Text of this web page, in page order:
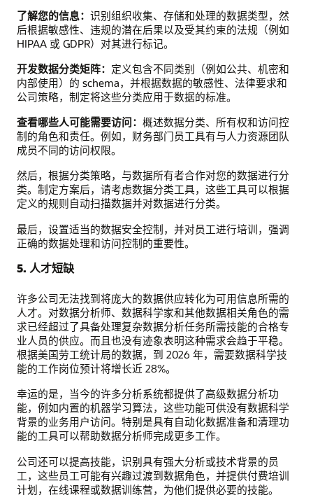
了解您的信息： 识别组织收集、存储和处理的数据类型，然
后根据敏感性、违规的潜在后果以及受其约束的法规（例如
HIPAA 或 GDPR）对其进行标记。
开发数据分类矩阵： 定义包含不同类别（例如公共、机密和
内部使用）的 schema，并根据数据的敏感性、法律要求和
公司策略，制定将这些分类应用于数据的标准。
查看哪些人可能需要访问： 概述数据分类、所有权和访问控
制的角色和责任。例如，财务部门员工具有与人力资源团队
成员不同的访问权限。
然后，根据分类策略，与数据所有者合作对您的数据进行分
类。制定方案后，请考虑数据分类工具，这些工具可以根据
定义的规则自动扫描数据并对数据进行分类。
最后，设置适当的数据安全控制，并对员工进行培训，强调
正确的数据处理和访问控制的重要性。
5. 人才短缺
许多公司无法找到将庞大的数据供应转化为可用信息所需的
人才。对数据分析师、数据科学家和其他数据相关角色的需
求已经超过了具备处理复杂数据分析任务所需技能的合格专
业人员的供应。而且也没有迹象表明这种需求会趋于平稳。
根据美国劳工统计局的数据，到 2026 年，需要数据科学技
能的工作岗位预计将增长近 28%。
幸运的是，当今的许多分析系统都提供了高级数据分析功
能，例如内置的机器学习算法，这些功能可供没有数据科学
背景的业务用户访问。特别是具有自动化数据准备和清理功
能的工具可以帮助数据分析师完成更多工作。
公司还可以提高技能，识别具有强大分析或技术背景的员
工，这些员工可能有兴趣过渡到数据角色，并提供付费培训
计划，在线课程或数据训练营，为他们提供必要的技能。